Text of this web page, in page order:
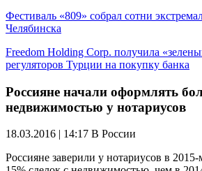
Фестиваль «809» собрал сотни
Челябинска
Freedom Holding Corp. получила
регуляторов Турции на покупку банка
Россияне начали оформлять
недвижимостью у нотариусов
18.03.2016 | 14:17 В России
Россияне заверили у нотариусов в